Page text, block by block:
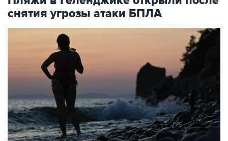
Архивное фото